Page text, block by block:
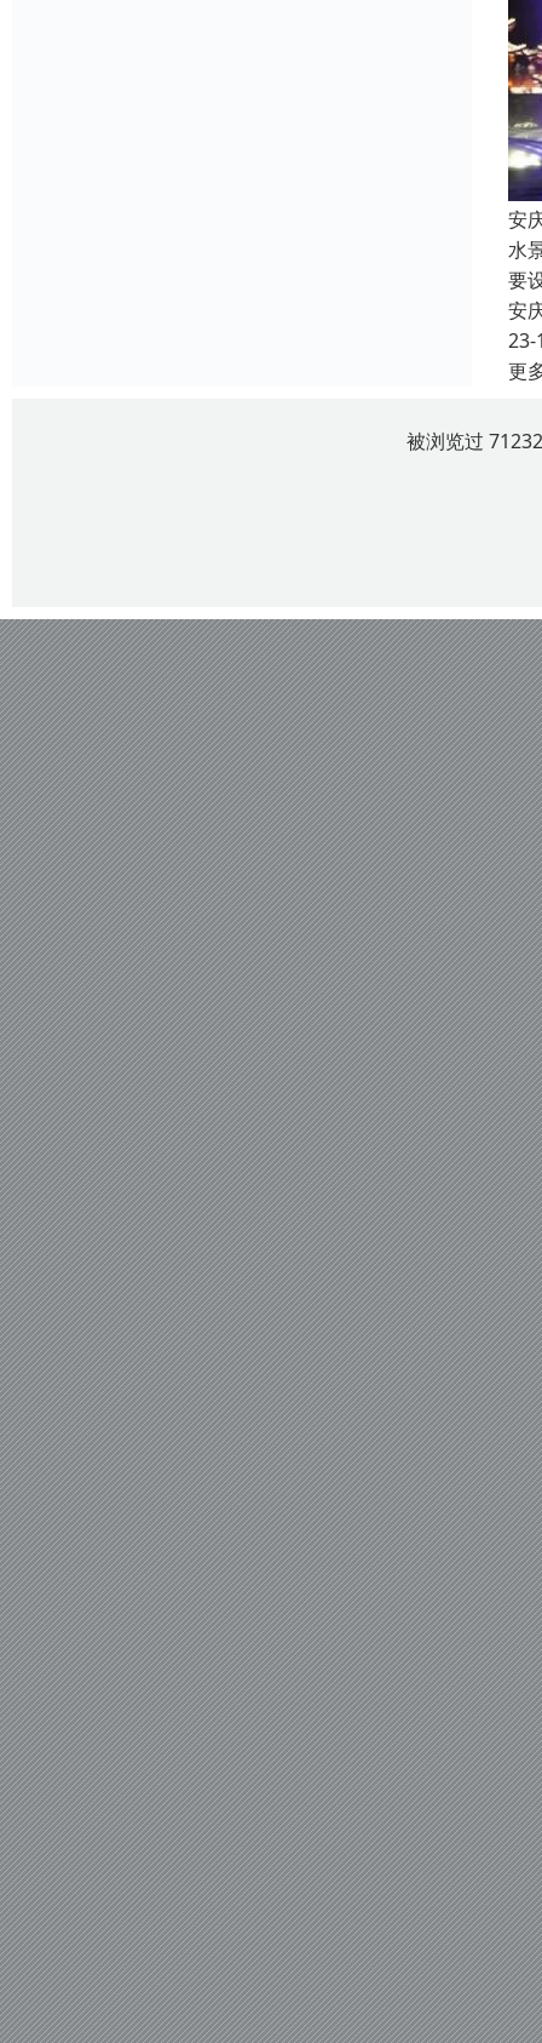
安
水
要
安
23-
更
被浏览过